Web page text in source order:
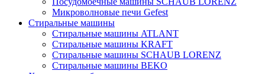
Микроволновые печи Gefest
Стиральные машины
Стиральные машины ATLANT
Стиральные машины KRAFT
Стиральные машины SCHAUB LORENZ
Стиральные машины BEKO